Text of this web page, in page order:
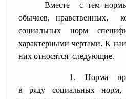
Вместе с тем
обычаев, нравственных,
социальных норм
характерными чертами. К
них относятся следующие.
1. Норма
в ряду социальных